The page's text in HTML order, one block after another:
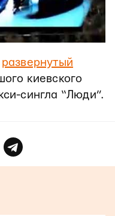
развернутый
киевского
сингла “Люди”.